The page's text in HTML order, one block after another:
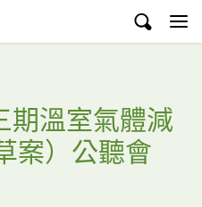
期溫室氣體減
案）公聽會